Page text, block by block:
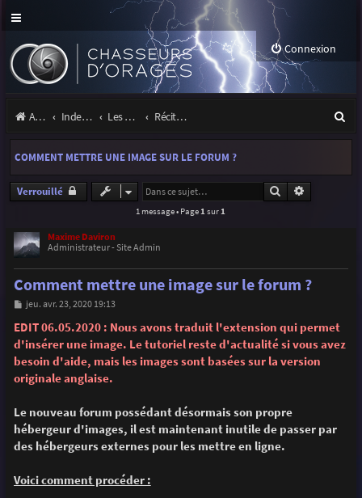
Connexion
Accueil Index du forum Les orages Récits et photos d'orages
e
COMMENT METTRE UNE IMAGE SUR LE FORUM ?
Verrouillé Rechercher
1 message • Page 1 sur 1
Maxime Daviron
Administrateur - Site Admin
Comment mettre une image sur le forum ?
M
s
s
a
e
jeu. avr. 23, 2020 19:13
EDIT 06.05.2020 : Nous avons traduit l'extension qui permet
d'insérer une image. Le tutoriel reste d'actualité si vous avez
besoin d'aide, mais les images sont basées sur la version
originale anglaise.
Le nouveau forum possédant désormais son propre
hébergeur d'images, il est maintenant inutile de passer par
des hébergeurs externes pour les mettre en ligne.
Voici comment procéder :